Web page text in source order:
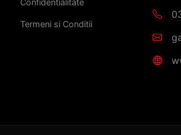
Confidentialitate
Termeni si Conditii